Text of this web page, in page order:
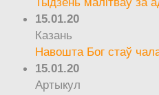
15.01.20
Казань
Навошта Бог стаў
15.01.20
Артыкул